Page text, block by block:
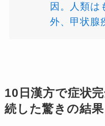
因。人類は
外、甲状腺
10日漢方で症状
続した驚きの結果